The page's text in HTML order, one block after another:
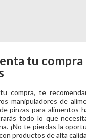
tu
compra, te
manipuladores de
pinzas para alimentos
todo lo que
¡No te pierdas la
productos de alta